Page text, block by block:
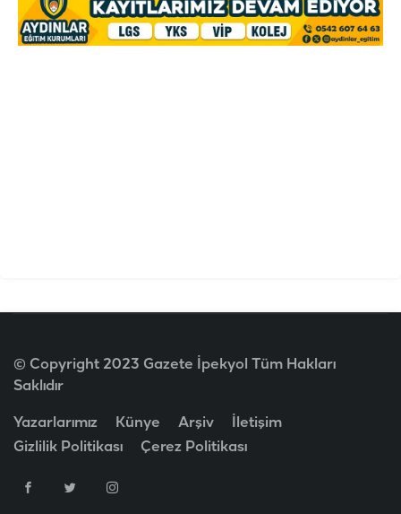
© Copyright 2023 Gazete İpekyol Tüm Hakları
Saklıdır
Yazarlarımız Künye Arşiv
İletişim
Gizlilik Politikası
Çerez Politikası